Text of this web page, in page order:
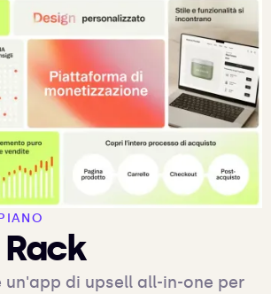
un'app di upsell all-in-one per